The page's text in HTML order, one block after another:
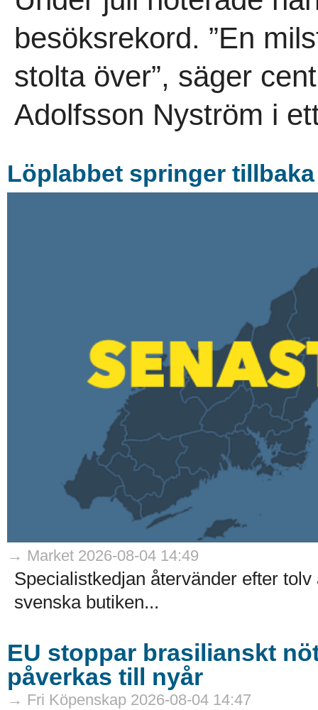
besöksrekord. ”En
stolta över”, säger
Adolfsson Nyström i
Löplabbet springer
→ Market 2026-08-04 14:49
Specialistkedjan återvänder efter
svenska butiken...
EU stoppar brasilianskt
påverkas till nyår
→ Fri Köpenskap 2026-08-04 14:47